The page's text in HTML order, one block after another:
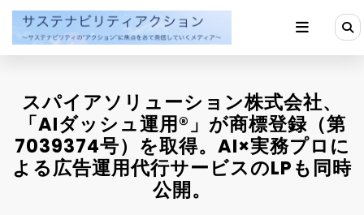
ン
スパイアソリューション株式会社、
「AIダッシュ運用®」が商標登録（第
7039374号）を取得。AI×実務プロに
よる広告運用代行サービスのLPも同時
公開。